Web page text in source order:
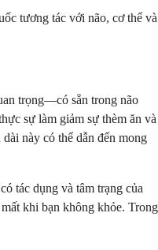
tương tác với não, cơ thể và
trọng—có sẵn trong não
sự làm giảm sự thèm ăn và
này có thể dẫn đến mong
tác dụng và tâm trạng của
khi bạn không khỏe. Trong